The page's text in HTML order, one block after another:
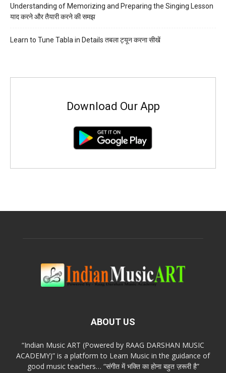
Understanding of Memorizing and Preparing the Singing Lesson
याद करने और तैयारी करने की समझ
Learn to Tune Tabla in Details तबला ट्यून करना सीखें
Download Our App
ABOUT US
“Indian Music ART (Powered by RAAG DARSHAN MUSIC
ACADEMY)” is a platform to Learn Music in the guidance of
good music teachers… “संगीत में भक्ति का होना बहुत ज़रूरी है”